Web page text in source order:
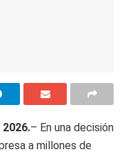
– En una decisión
a millones de